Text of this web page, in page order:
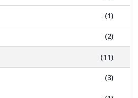
(1)
(2)
(11)
(3)